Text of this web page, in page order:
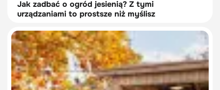
Jak zadbać o ogród jesienią? Z tymi
urządzaniami to prostsze niż myślisz